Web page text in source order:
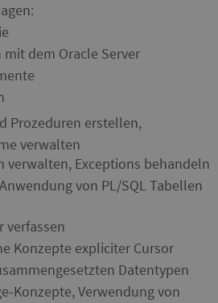
dem Oracle Server
Prozeduren erstellen,
verwalten
verwalten, Exceptions behandeln
von PL/SQL Tabellen
verfassen
Konzepte expliciter Cursor
Datentypen
Konzepte, Verwendung von